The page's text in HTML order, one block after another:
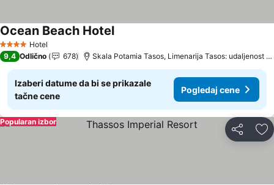
4 ZvezdiceHotel
Ocean Beach HotelPogledaj cene
9,4 Odlično 678 Skala Potamia Tasos, Limenarija Tasos: udaljenost
Izaberi datume da bi se prikazale
tačne cene
Pogledaj cene
Deli
Popularan izbor